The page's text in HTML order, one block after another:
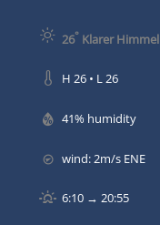
26°Klarer Himmel
H 26 • L 26
41% humidity
wind: 2m/s ENE
6:10 → 20:55